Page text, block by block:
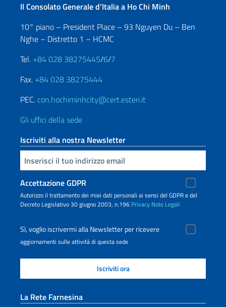
Il Consolato Generale d’Italia a Ho Chi Minh
10° piano – President Place – 93 Nguyen Du – Ben
Nghe – Distretto 1 – HCMC
Tel. +84 028 38275445/6/7
Fax. +84 028 38275444
PEC. con.hochiminhcity@cert.esteri.it
Gli uffici della sede
Iscriviti alla nostra Newsletter
Inserisci la tua email
Accettazione GDPR
Autorizzo il trattamento dei miei dati personali ai sensi del GDPR e del
Decreto Legislativo 30 giugno 2003, n.196 Privacy Note Legali
Sì, voglio iscrivermi alla Newsletter per ricevere
aggiornamenti sulle attività di questa sede
La Rete Farnesina